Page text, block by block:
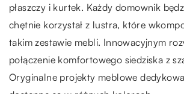
płaszczy i kurtek. Każdy domownik
chętnie korzystał z lustra, które
takim zestawie mebli. Innowacyjnym
połączenie komfortowego siedziska z
Oryginalne projekty meblowe